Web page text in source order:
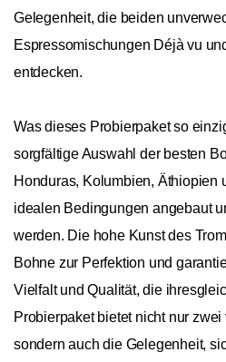
Gelegenheit, die beiden
Espressomischungen Déjà vu
entdecken.
Was dieses Probierpaket so
sorgfältige Auswahl der besten
Honduras, Kolumbien, Äthiopien
idealen Bedingungen angebaut
werden. Die hohe Kunst des
Bohne zur Perfektion und
Vielfalt und Qualität, die
Probierpaket bietet nicht nur
sondern auch die Gelegenheit,